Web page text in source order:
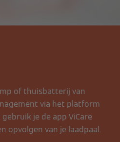
of thuisbatterij van
via het platform
je de app ViCare
opvolgen van je laadpaal.